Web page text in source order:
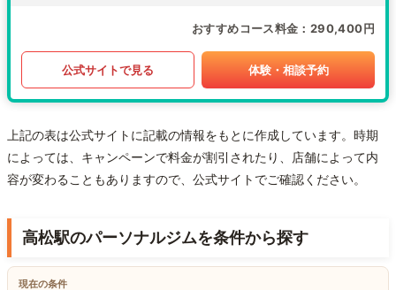
おすすめコース料金 290,400円
公式サイトで見る 体験・相談予約
上記の表は公式サイトに記載の情報をもとに作成しています。時期
によっては、キャンペーンで料金が割引されたり、店舗によって内
容が変わることもありますので、公式サイトでご確認ください。
高松駅のパーソナルジムを条件から探す
現在の条件